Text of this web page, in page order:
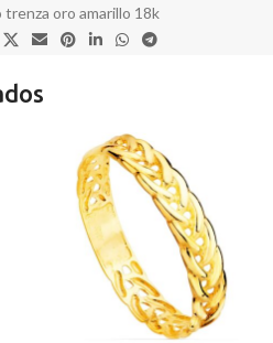
trenza oro amarillo 18k